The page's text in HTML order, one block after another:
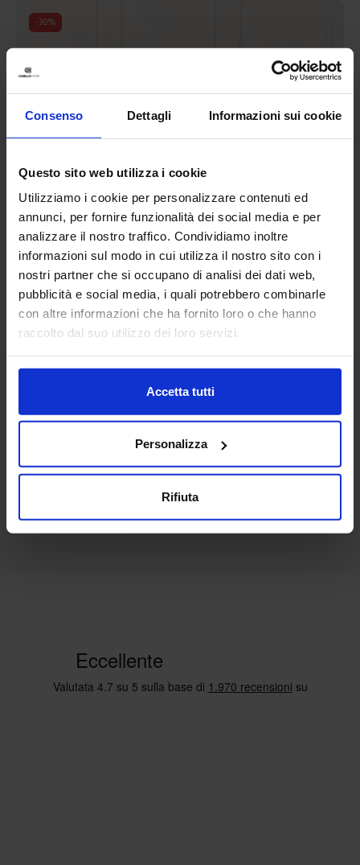
Consenso Dettagli Informazioni sui cookie
Questo sito web utilizza i cookie
Utilizziamo i cookie per personalizzare contenuti ed
annunci, per fornire funzionalità dei social media e per
analizzare il nostro traffico. Condividiamo inoltre
informazioni sul modo in cui utilizza il nostro sito con i
nostri partner che si occupano di analisi dei dati web,
pubblicità e social media, i quali potrebbero combinarle
con altre informazioni che ha fornito loro o che hanno
raccolto dal suo utilizzo dei loro servizi.
Accetta tutti
Personalizza
Rifiuta
-30%
Completo Letto In Raso Amira
Colori disponibili
Tortora